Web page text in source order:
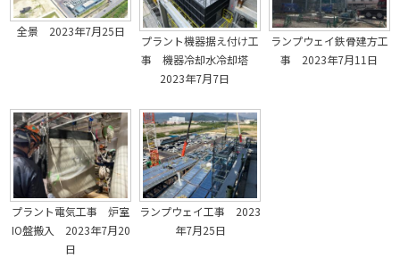
全景 2023年7月25日
プラント機器据え付け工
事 機器冷却水冷却塔
2023年7月7日
ランプウェイ鉄骨建方工
事 2023年7月11日
プラント電気工事 炉室
IO盤搬入 2023年7月20
日
ランプウェイ工事 2023
年7月25日